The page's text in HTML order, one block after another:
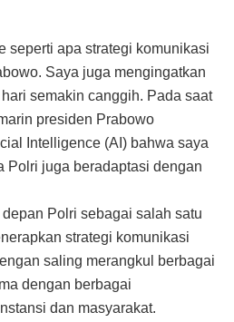
seperti apa strategi komunikasi
Saya juga mengingatkan
semakin canggih. Pada saat
presiden Prabowo
Intelligence (AI) bahwa saya
Polri juga beradaptasi dengan
Polri sebagai salah satu
strategi komunikasi
saling merangkul berbagai
dengan berbagai
dan masyarakat.